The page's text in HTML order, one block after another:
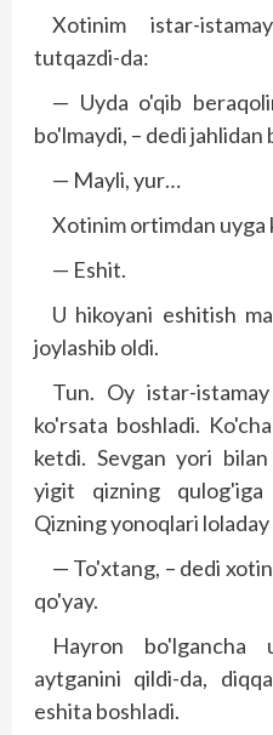
Xotinim istar-
tutqazdi-da:
— Uyda o'qib
bo'lmaydi, – dedi jahlidan
— Mayli, yur…
Xotinim ortimdan uyga
— Eshit.
U hikoyani eshitish
joylashib oldi.
Tun. Oy istar-
ko'rsata boshladi.
ketdi. Sevgan yori
yigit qizning
Qizning yonoqlari
— To'xtang, – dedi
qo'yay.
Hayron bo'lgancha
aytganini qildi-da,
eshita boshladi.